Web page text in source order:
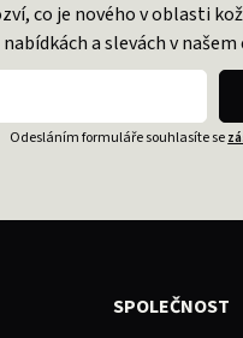
co je nového v oblasti
a slevách v našem
Odesláním formuláře souhlasíte se
SPOLEČNOST